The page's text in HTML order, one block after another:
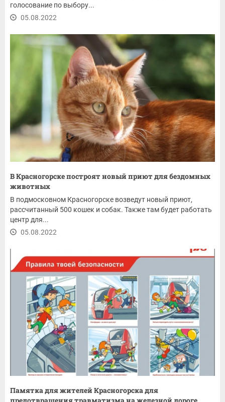
голосование по выбору...
05.08.2022
В Красногорске построят новый приют для бездомных
животных
В подмосковном Красногорске возведут новый приют,
рассчитанный 500 кошек и собак. Также там будет работать
центр для...
05.08.2022
Памятка для жителей Красногорска для